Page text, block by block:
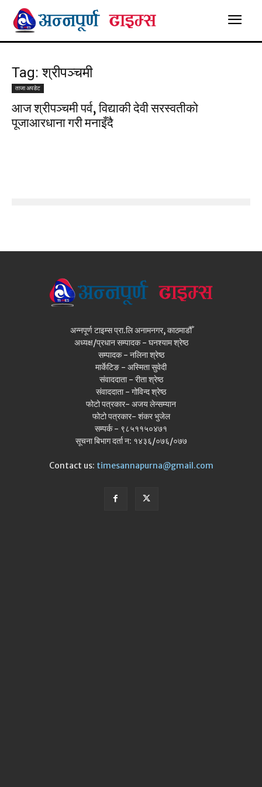
Tag: श्रीपञ्चमी
ताजा अपडेट
आज श्रीपञ्चमी पर्व, विद्याकी देवी सरस्वतीको
पूजाआरधाना गरी मनाइँदै
अन्नपूर्ण टाइम्स प्रा.लि अनामनगर, काठमाडौँ
अध्यक्ष/प्रधान सम्पादक - घनश्याम श्रेष्ठ
सम्पादक - नलिना श्रेष्ठ
मार्केटिङ - अस्मिता सुवेदी
संवाददाता - रीता श्रेष्ठ
संवाददाता - गोविन्द श्रेष्ठ
फोटो पत्रकार- अजय लेन्सम्यान
फोटो पत्रकार- शंकर भुजेल
सम्पर्क - ९८५११५०४७१
सूचना बिभाग दर्ता न: १४३६/०७६/०७७
Contact us: timesannapurna@gmail.com